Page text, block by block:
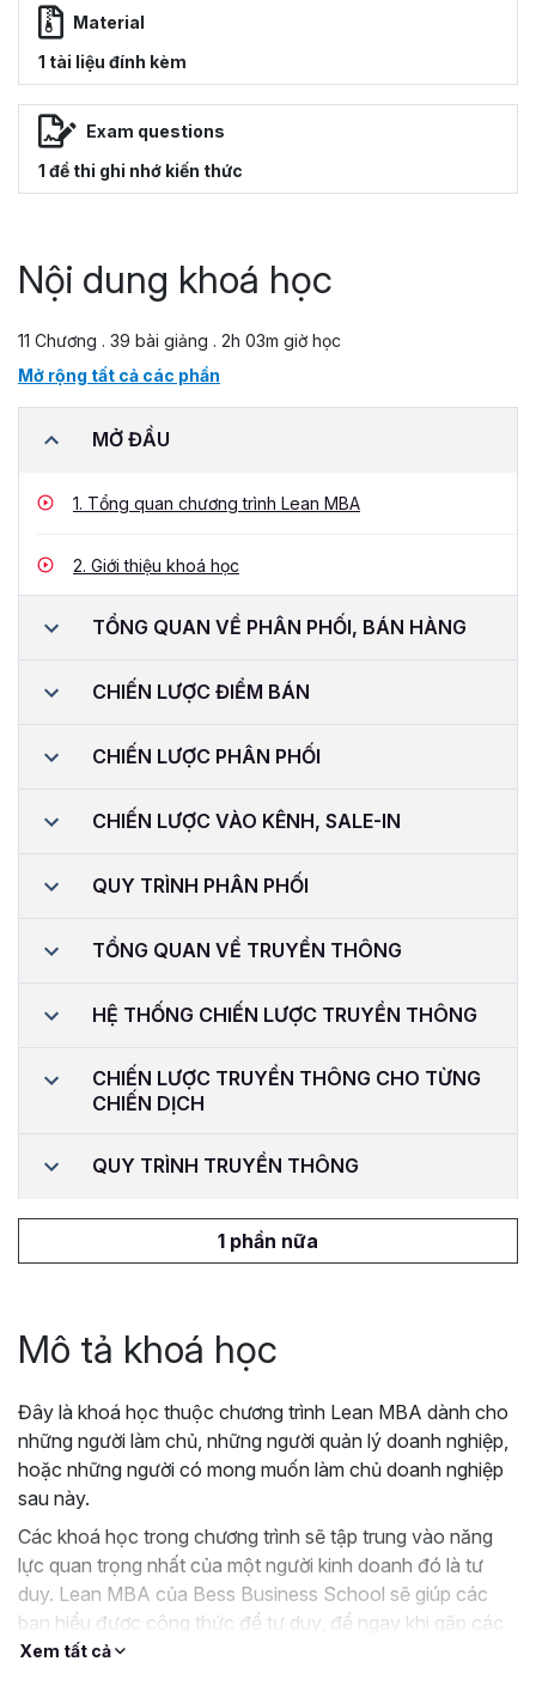
Material
1 tài liệu đính kèm
Exam questions
1 đề thi ghi nhớ kiến thức
Nội dung khoá học
11 Chương . 39 bài giảng . 2h 03m giờ học
Mở rộng tất cả các phần
MỞ ĐẦU
1. Tổng quan chương trình Lean MBA
2. Giới thiệu khoá học
TỔNG QUAN VỀ PHÂN PHỐI, BÁN HÀNG
CHIẾN LƯỢC ĐIỂM BÁN
CHIẾN LƯỢC PHÂN PHỐI
CHIẾN LƯỢC VÀO KÊNH, SALE-IN
QUY TRÌNH PHÂN PHỐI
TỔNG QUAN VỀ TRUYỀN THÔNG
HỆ THỐNG CHIẾN LƯỢC TRUYỀN THÔNG
CHIẾN LƯỢC TRUYỀN THÔNG CHO TỪNG
CHIẾN DỊCH
QUY TRÌNH TRUYỀN THÔNG
1 phần nữa
Mô tả khoá học
Đây là khoá học thuộc chương trình Lean MBA dành cho
những người làm chủ, những người quản lý doanh nghiệp,
hoặc những người có mong muốn làm chủ doanh nghiệp
sau này.
Các khoá học trong chương trình sẽ tập trung vào năng
lực quan trọng nhất của một người kinh doanh đó là tư
duy. Lean MBA của Bess Business School sẽ giúp các
bạn hiểu được công thức để tư duy, để ngay khi gặp các
vấn đề trong quá trình kinh doanh hoặc trên con đường
Xem tất cả